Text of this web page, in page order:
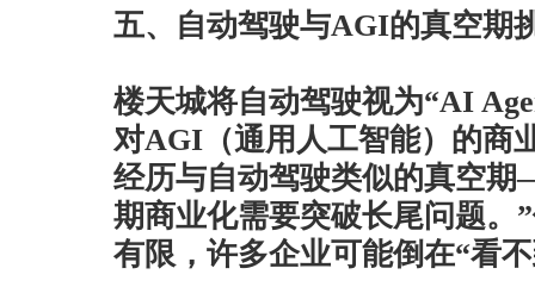
五、自动驾驶与AGI的真空期
楼天城将自动驾驶视为“AI
对AGI（通用人工智能）的商
经历与自动驾驶类似的真空
期商业化需要突破长尾问题。
有限，许多企业可能倒在“看